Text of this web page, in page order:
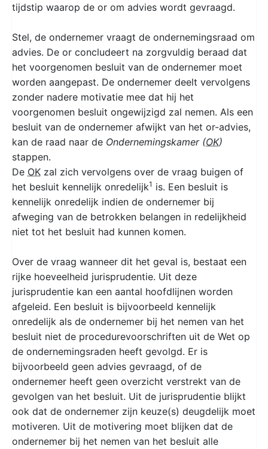
tijdstip waarop de or om advies wordt gevraagd.
Stel, de ondernemer vraagt de ondernemingsraad om
advies. De or concludeert na zorgvuldig beraad dat
het voorgenomen besluit van de ondernemer moet
worden aangepast. De ondernemer deelt vervolgens
zonder nadere motivatie mee dat hij het
voorgenomen besluit ongewijzigd zal nemen. Als een
besluit van de ondernemer afwijkt van het or-advies,
kan de raad naar de Ondernemingskamer (OK)
stappen.
De OK zal zich vervolgens over de vraag buigen of
het besluit kennelijk onredelijk1 is. Een besluit is
kennelijk onredelijk indien de ondernemer bij
afweging van de betrokken belangen in redelijkheid
niet tot het besluit had kunnen komen.
Over de vraag wanneer dit het geval is, bestaat een
rijke hoeveelheid jurisprudentie. Uit deze
jurisprudentie kan een aantal hoofdlijnen worden
afgeleid. Een besluit is bijvoorbeeld kennelijk
onredelijk als de ondernemer bij het nemen van het
besluit niet de procedurevoorschriften uit de Wet op
de ondernemingsraden heeft gevolgd. Er is
bijvoorbeeld geen advies gevraagd, of de
ondernemer heeft geen overzicht verstrekt van de
gevolgen van het besluit. Uit de jurisprudentie blijkt
ook dat de ondernemer zijn keuze(s) deugdelijk moet
motiveren. Uit de motivering moet blijken dat de
ondernemer bij het nemen van het besluit alle